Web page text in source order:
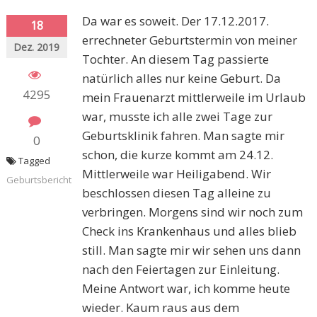
18
Dez. 2019
4295
0
Da war es soweit. Der 17.12.2017.
errechneter Geburtstermin von meiner
Tochter. An diesem Tag passierte
natürlich alles nur keine Geburt. Da
mein Frauenarzt mittlerweile im Urlaub
war, musste ich alle zwei Tage zur
Geburtsklinik fahren. Man sagte mir
schon, die kurze kommt am 24.12.
Mittlerweile war Heiligabend. Wir
beschlossen diesen Tag alleine zu
verbringen. Morgens sind wir noch zum
Check ins Krankenhaus und alles blieb
still. Man sagte mir wir sehen uns dann
nach den Feiertagen zur Einleitung.
Meine Antwort war, ich komme heute
wieder. Kaum raus aus dem
Tagged
Geburtsbericht